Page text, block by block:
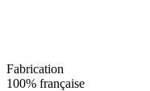
Fabrication
100% française